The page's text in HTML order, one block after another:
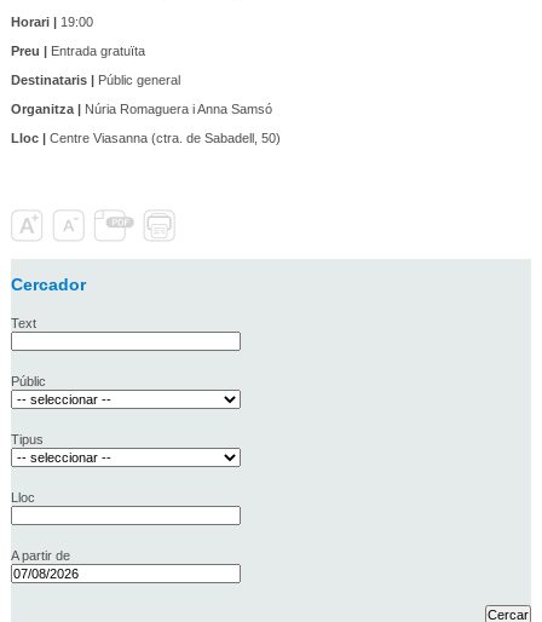
Horari |19:00
Preu |Entrada gratuïta
Destinataris |Públic general
Organitza |Núria Romaguera i Anna Samsó
Lloc |Centre Viasanna (ctra. de Sabadell, 50)
Cercador
Text
Públic
Tipus
Lloc
A partir de